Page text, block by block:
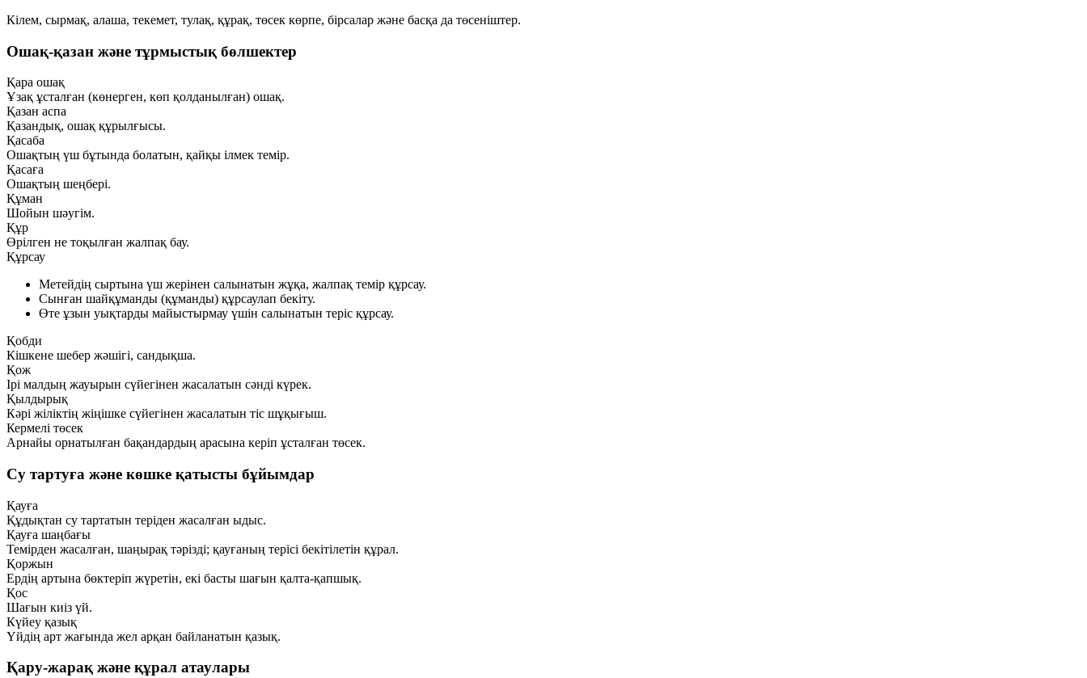
Кілем, сырмақ, алаша, текемет, тулақ, құрақ, төсек көрпе, бірсалар және басқа да төсеніштер.
Ошақ-қазан және тұрмыстық бөлшектер
Қара ошақ
Ұзақ ұсталған (көнерген, көп қолданылған) ошақ.
Қазан аспа
Қазандық, ошақ құрылғысы.
Қасаба
Ошақтың үш бұтында болатын, қайқы ілмек темір.
Қасаға
Ошақтың шеңбері.
Құман
Шойын шәугім.
Құр
Өрілген не тоқылған жалпақ бау.
Құрсау
Метейдің сыртына үш жерінен салынатын жұқа, жалпақ темір құрсау.
Сынған шайқұманды (құманды) құрсаулап бекіту.
Өте ұзын уықтарды майыстырмау үшін салынатын теріс құрсау.
Қобди
Кішкене шебер жәшігі, сандықша.
Қож
Ірі малдың жауырын сүйегінен жасалатын сәнді күрек.
Қылдырық
Кәрі жіліктің жіңішке сүйегінен жасалатын тіс шұқығыш.
Кермелі төсек
Арнайы орнатылған бақандардың арасына керіп ұсталған төсек.
Су тартуға және көшке қатысты бұйымдар
Қауға
Құдықтан су тартатын теріден жасалған ыдыс.
Қауға шаңбағы
Темірден жасалған, шаңырақ тәрізді; қауғаның терісі бекітілетін құрал.
Қоржын
Ердің артына бөктеріп жүретін, екі басты шағын қалта-қапшық.
Қос
Шағын киіз үй.
Күйеу қазық
Үйдің арт жағында жел арқан байланатын қазық.
Қару-жарақ және құрал атаулары